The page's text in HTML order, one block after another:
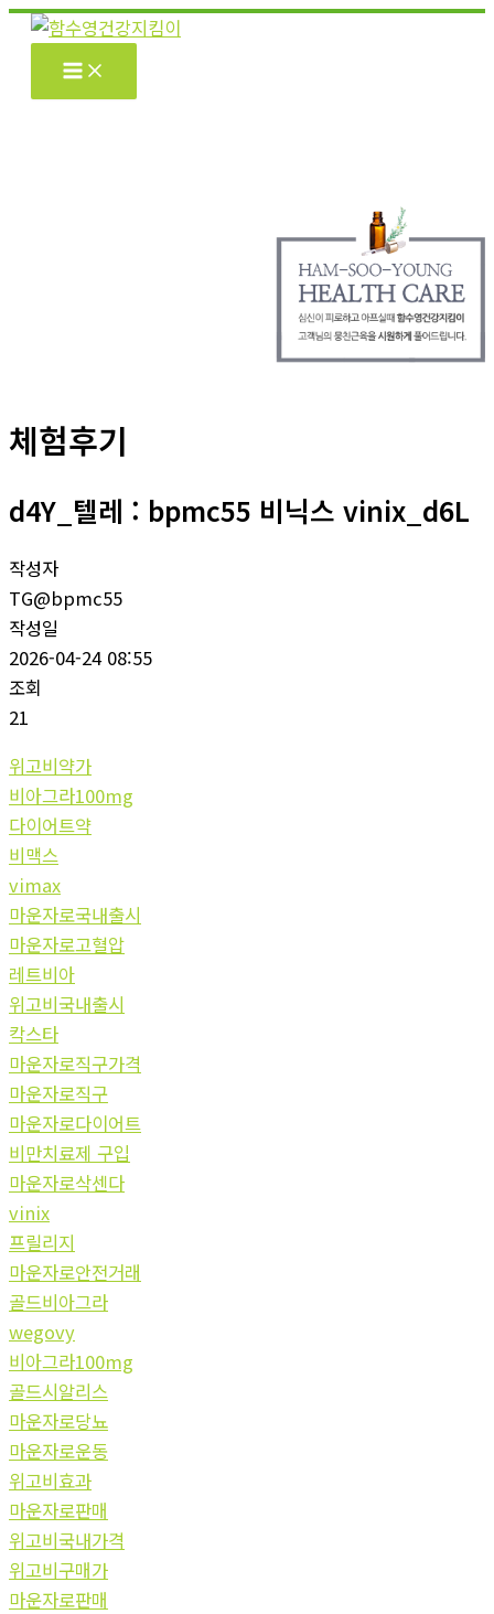
콘
체험후기
d4Y_텔레 : bpmc55 비닉스 vinix_d6L
작성자
TG@bpmc55
작성일
2026-04-24 08:55
조회
21
위고비약가
비아그라100mg
다이어트약
비맥스
vimax
마운자로국내출시
마운자로고혈압
레트비아
위고비국내출시
칵스타
마운자로직구가격
마운자로직구
마운자로다이어트
비만치료제 구입
마운자로삭센다
vinix
프릴리지
마운자로안전거래
골드비아그라
wegovy
비아그라100mg
골드시알리스
마운자로당뇨
마운자로운동
위고비효과
마운자로판매
위고비국내가격
위고비구매가
마운자로판매